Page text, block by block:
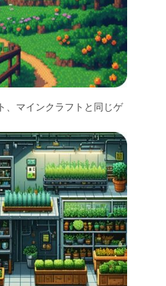
、マインクラフトと同じゲ